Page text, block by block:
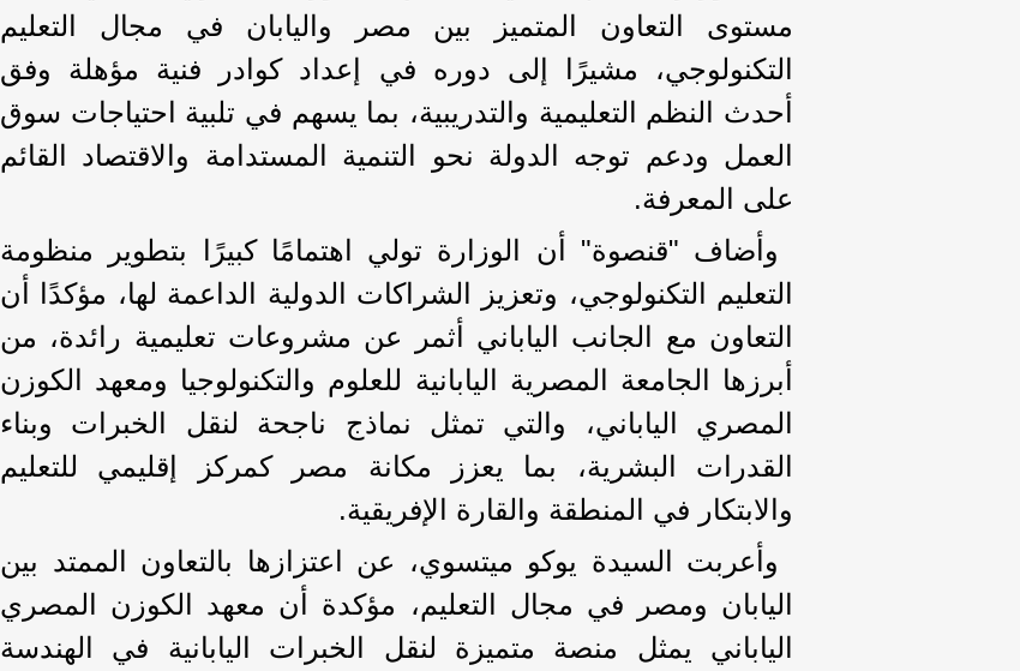
مستوى التعاون المتميز بين مصر واليابان في مجال التعليم
التكنولوجي، مشيرًا إلى دوره في إعداد كوادر فنية مؤهلة وفق
أحدث النظم التعليمية والتدريبية، بما يسهم في تلبية احتياجات سوق
العمل ودعم توجه الدولة نحو التنمية المستدامة والاقتصاد القائم
على المعرفة.
وأضاف "قنصوة" أن الوزارة تولي اهتمامًا كبيرًا بتطوير منظومة
التعليم التكنولوجي، وتعزيز الشراكات الدولية الداعمة لها، مؤكدًا أن
التعاون مع الجانب الياباني أثمر عن مشروعات تعليمية رائدة، من
أبرزها الجامعة المصرية اليابانية للعلوم والتكنولوجيا ومعهد الكوزن
المصري الياباني، والتي تمثل نماذج ناجحة لنقل الخبرات وبناء
القدرات البشرية، بما يعزز مكانة مصر كمركز إقليمي للتعليم
والابتكار في المنطقة والقارة الإفريقية.
وأعربت السيدة يوكو ميتسوي، عن اعتزازها بالتعاون الممتد بين
اليابان ومصر في مجال التعليم، مؤكدة أن معهد الكوزن المصري
الياباني يمثل منصة متميزة لنقل الخبرات اليابانية في الهندسة